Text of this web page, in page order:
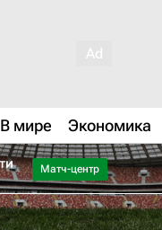
В мире Экономика
Матч-центр